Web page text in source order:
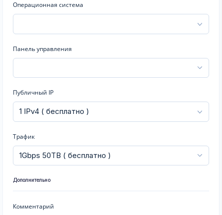
Операционная система
Панель управления
Публичный IP
Трафик
Дополнительно
Комментарий